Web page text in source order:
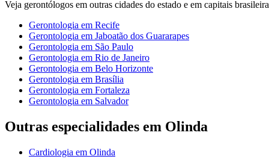
Veja gerontólogos em outras cidades do estado e em capitais
Gerontologia em Recife
Gerontologia em Jaboatão dos Guararapes
Gerontologia em São Paulo
Gerontologia em Rio de Janeiro
Gerontologia em Belo Horizonte
Gerontologia em Brasília
Gerontologia em Fortaleza
Gerontologia em Salvador
Outras especialidades em Olinda
Cardiologia em Olinda